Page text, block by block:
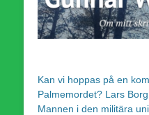
Kan vi hoppas på en
Palmemordet? Lars
Mannen i den militära